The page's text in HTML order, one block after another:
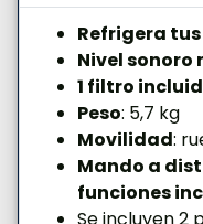
Refrigera
Nivel sonoro
1 filtro
Peso: 5,7 kg
Movilidad:
Mando a
funciones